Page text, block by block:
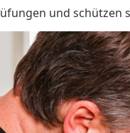
und schützen